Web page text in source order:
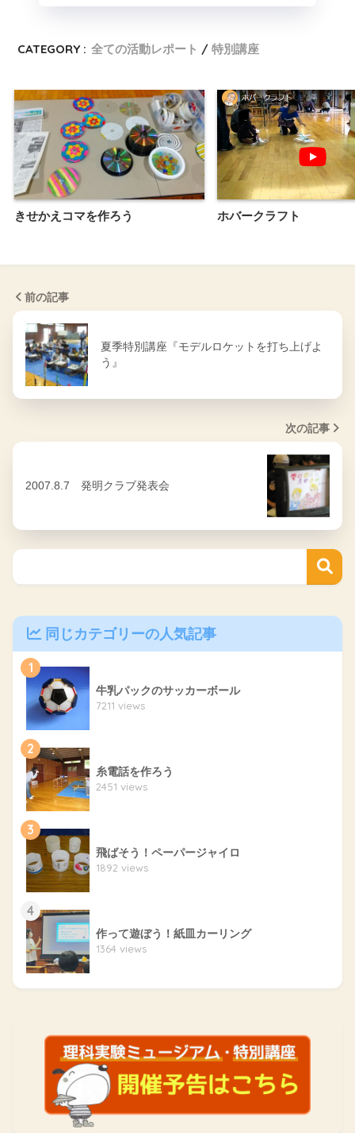
CATEGORY : 全ての活動レポート 特別講座
きせかえコマを作ろう ホバークラフト
前の記事
夏季特別講座『モデルロケットを打ち上げよ
う』
次の記事
2007.8.7 発明クラブ発表会
同じカテゴリーの人気記事
1
牛乳パックのサッカーボール
7211 views
2
糸電話を作ろう
2451 views
3
飛ばそう！ペーパージャイロ
1892 views
4
作って遊ぼう！紙皿カーリング
1364 views